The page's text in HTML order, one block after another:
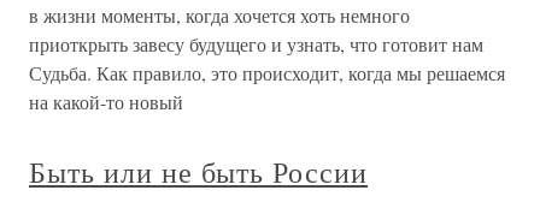
в жизни моменты, когда хочется хоть немного
приоткрыть завесу будущего и узнать, что готовит нам
Судьба. Как правило, это происходит, когда мы решаемся
на какой-то новый
Быть или не быть России